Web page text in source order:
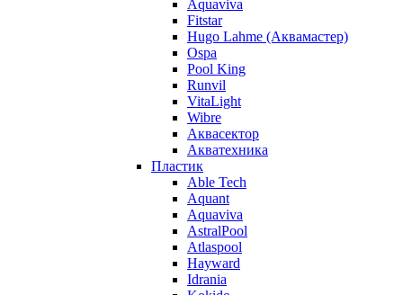
Aquaviva
Fitstar
Hugo Lahme (Аквамастер)
Ospa
Pool King
Runvil
VitaLight
Wibre
Аквасектор
Акватехника
Пластик
Able Tech
Aquant
Aquaviva
AstralPool
Atlaspool
Hayward
Idrania